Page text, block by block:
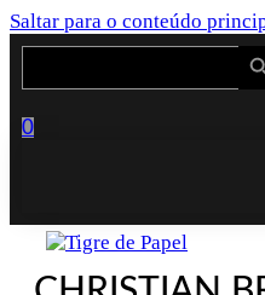
Saltar para o conteúdo
Search
Search
0